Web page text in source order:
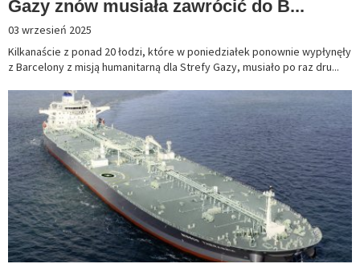
Gazy znów musiała zawrócić do B...
03 wrzesień 2025
Kilkanaście z ponad 20 łodzi, które w poniedziałek ponownie wypłynęły
z Barcelony z misją humanitarną dla Strefy Gazy, musiało po raz dru...